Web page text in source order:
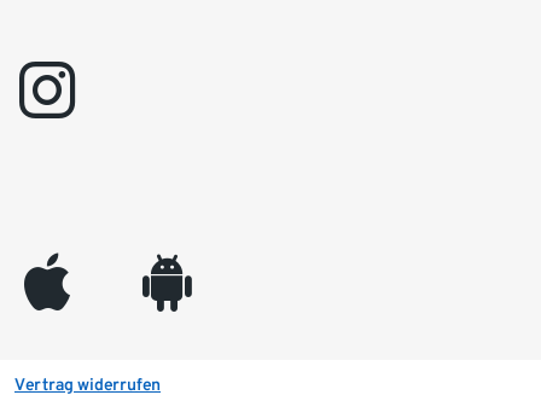
instagram
appleinc android
Vertrag widerrufen